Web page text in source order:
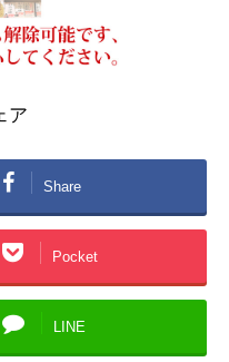
ア
Share
Pocket
LINE